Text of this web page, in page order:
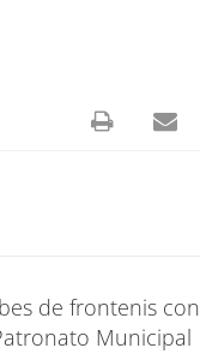
de frontenis con
Municipal